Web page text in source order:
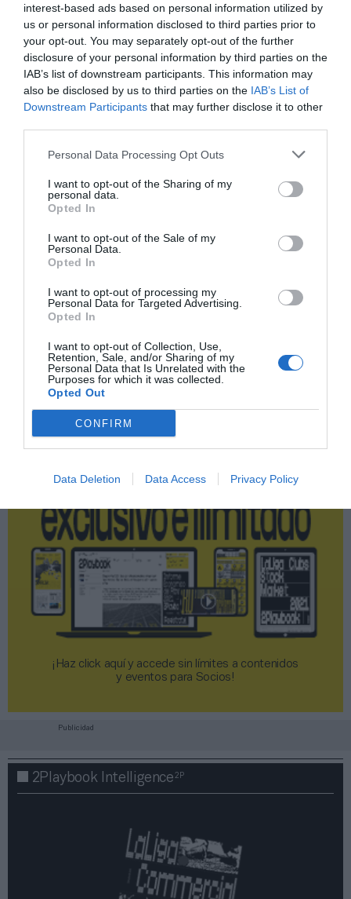
interest-based ads based on personal information utilized by
us or personal information disclosed to third parties prior to
your opt-out. You may separately opt-out of the further
disclosure of your personal information by third parties on the
IAB’s list of downstream participants. This information may
also be disclosed by us to third parties on the IAB’s List of
Downstream Participants that may further disclose it to other
Personal Data Processing Opt Outs
I want to opt-out of the Sharing of my
personal data.
Opted In
I want to opt-out of the Sale of my
Personal Data.
Opted In
I want to opt-out of processing my
Personal Data for Targeted Advertising.
Opted In
I want to opt-out of Collection, Use,
Retention, Sale, and/or Sharing of my
Personal Data that Is Unrelated with the
Purposes for which it was collected.
Opted Out
CONFIRM
Data Deletion Data Access Privacy Policy
Índex2P
Operaciones corporativas
Dazn
Añadir
como fuente preferida de Google
de forma gratuita
Mantente informado con las últimas noticias de actualidad.
ACTIVAR AHORA
Publicidad
¡Haz click aquí y accede sin límites a contenidos
y eventos para Socios!​​​​​​​
Publicidad
2Playbook Intelligence2P